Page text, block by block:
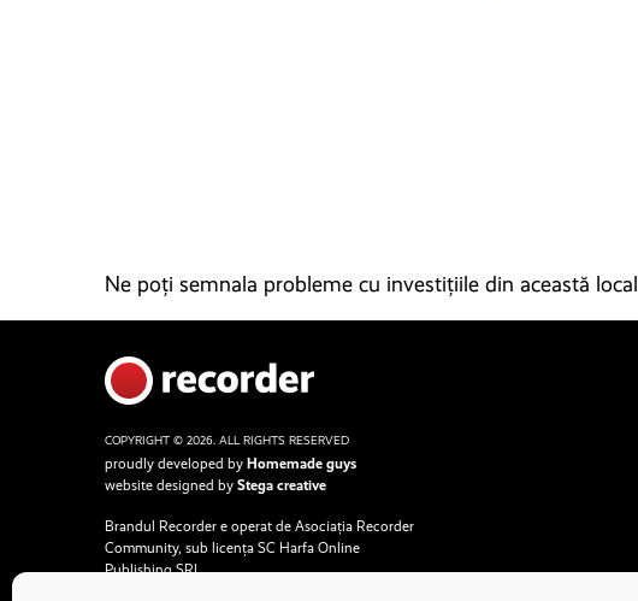
Ne poți semnala probleme cu investițiile din această
COPYRIGHT © 2026. ALL RIGHTS RESERVED
proudly developed by Homemade guys
website designed by Stega creative
Brandul Recorder e operat de Asociația Recorder
Community, sub licența SC Harfa Online
Publishing SRL.